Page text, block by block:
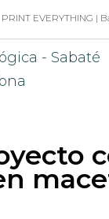
PRINT EVERYTHING |